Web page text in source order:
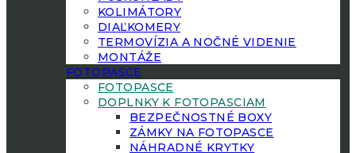
KOLIMÁTORY
DIAĽKOMERY
TERMOVÍZIA A NOČNÉ VIDENIE
MONTÁŽE
FOTOPASCE
FOTOPASCE
DOPLNKY K FOTOPASCIAM
BEZPEČNOSTNÉ BOXY
ZÁMKY NA FOTOPASCE
NÁHRADNÉ KRYTKY